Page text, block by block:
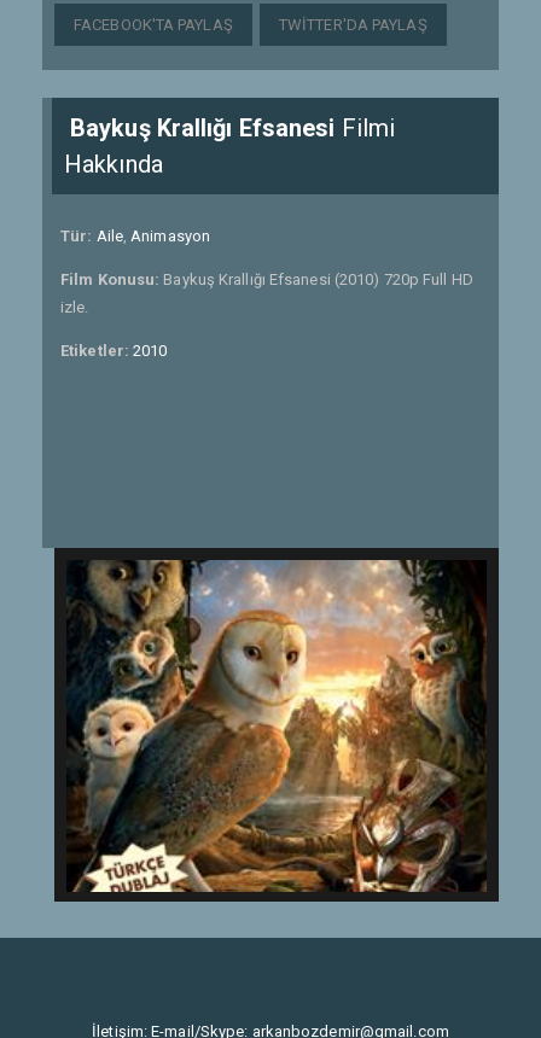
FACEBOOK'TA PAYLAŞ TWITTER'DA PAYLAŞ
Baykuş Krallığı Efsanesi Filmi
Hakkında
Tür: Aile,Animasyon
Film Konusu: Baykuş Krallığı Efsanesi (2010) 720p Full HD
izle.
Etiketler:2010
İletişim: E-mail/Skype: arkanbozdemir@gmail.com